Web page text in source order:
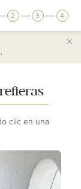
2 3 4
clic en una